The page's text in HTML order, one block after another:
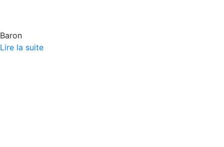
Baron
Lire la suite